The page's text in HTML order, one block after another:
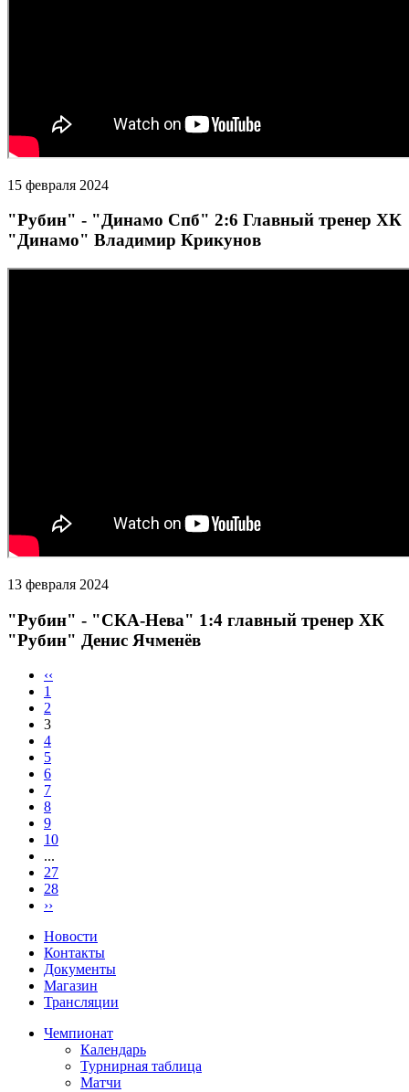
15 февраля 2024
"Рубин" - "Динамо Спб" 2:6 Главный тренер ХК
"Динамо" Владимир Крикунов
13 февраля 2024
"Рубин" - "СКА-Нева" 1:4 главный тренер ХК
"Рубин" Денис Ячменёв
‹‹
1
2
3
4
5
6
7
8
9
10
...
27
28
››
Новости
Контакты
Документы
Магазин
Трансляции
Чемпионат
Календарь
Турнирная таблица
Матчи